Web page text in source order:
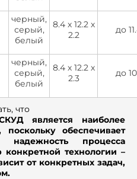
черный,
серый,
белый
8.4 х 12.2 х
2.2
до
черный,
серый,
белый
8.4 х 12.2 х
2.3
до
что
является наиболее
обеспечивает
процесса
технологии –
от конкретных задач,